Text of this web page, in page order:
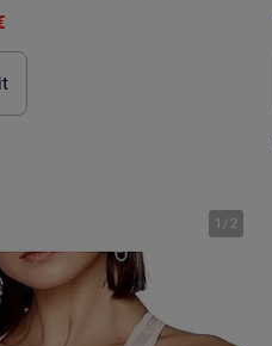
1 / 2